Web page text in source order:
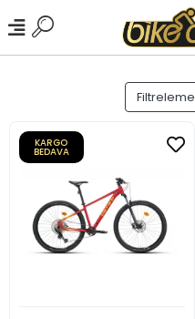
Filtreleme
KARGO
BEDAVA